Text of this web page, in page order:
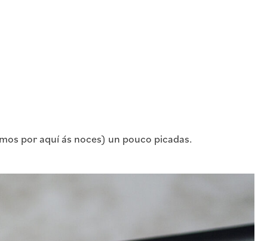
por aquí ás noces) un pouco picadas.